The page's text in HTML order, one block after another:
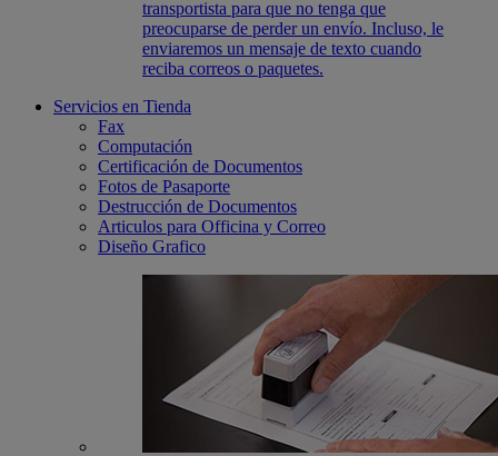
transportista para que no tenga que
preocuparse de perder un envío. Incluso, le
enviaremos un mensaje de texto cuando
reciba correos o paquetes.
Servicios en Tienda
Fax
Computación
Certificación de Documentos
Fotos de Pasaporte
Destrucción de Documentos
Articulos para Officina y Correo
Diseño Grafico